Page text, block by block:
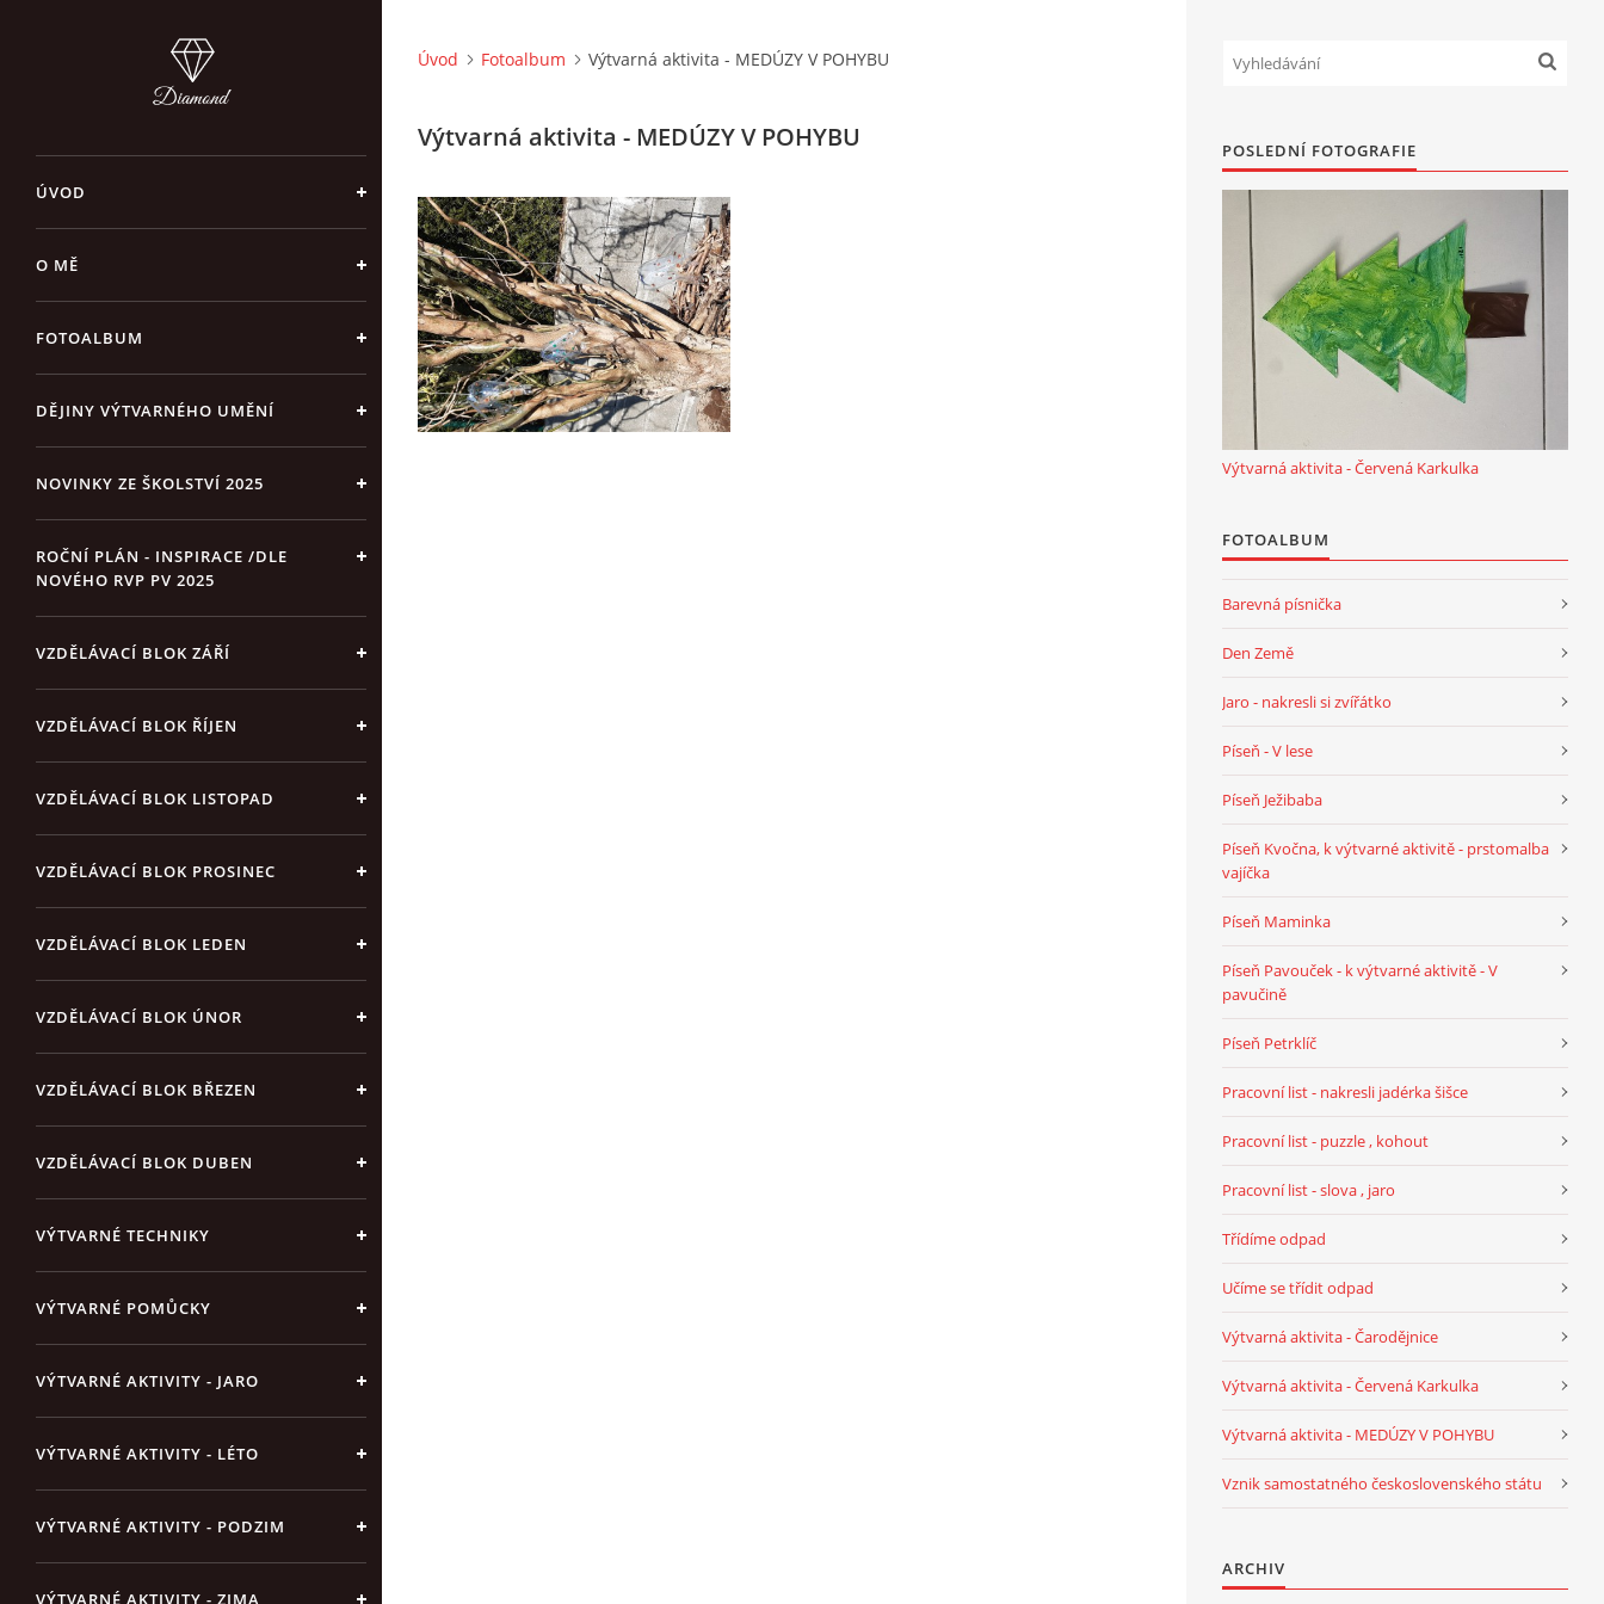
ÚVOD
O MĚ
FOTOALBUM
DĚJINY VÝTVARNÉHO UMĚNÍ
NOVINKY ZE ŠKOLSTVÍ 2025
ROČNÍ PLÁN - INSPIRACE /DLE
NOVÉHO RVP PV 2025
VZDĚLÁVACÍ BLOK ZÁŘÍ
VZDĚLÁVACÍ BLOK ŘÍJEN
VZDĚLÁVACÍ BLOK LISTOPAD
VZDĚLÁVACÍ BLOK PROSINEC
VZDĚLÁVACÍ BLOK LEDEN
VZDĚLÁVACÍ BLOK ÚNOR
VZDĚLÁVACÍ BLOK BŘEZEN
VZDĚLÁVACÍ BLOK DUBEN
VÝTVARNÉ TECHNIKY
VÝTVARNÉ POMŮCKY
VÝTVARNÉ AKTIVITY - JARO
VÝTVARNÉ AKTIVITY - LÉTO
VÝTVARNÉ AKTIVITY - PODZIM
VÝTVARNÉ AKTIVITY - ZIMA
Úvod Fotoalbum Výtvarná aktivita - MEDÚZY V POHYBU
Výtvarná aktivita - MEDÚZY V POHYBU POSLEDNÍ FOTOGRAFIE
Výtvarná aktivita - Červená Karkulka
FOTOALBUM
Barevná písnička
Den Země
Jaro - nakresli si zvířátko
Píseň - V lese
Píseň Ježibaba
Píseň Kvočna, k výtvarné aktivitě - prstomalba
vajíčka
Píseň Maminka
Píseň Pavouček - k výtvarné aktivitě - V
pavučině
Píseň Petrklíč
Pracovní list - nakresli jadérka šišce
Pracovní list - puzzle , kohout
Pracovní list - slova , jaro
Třídíme odpad
Učíme se třídit odpad
Výtvarná aktivita - Čarodějnice
Výtvarná aktivita - Červená Karkulka
Výtvarná aktivita - MEDÚZY V POHYBU
Vznik samostatného československého státu
ARCHIV